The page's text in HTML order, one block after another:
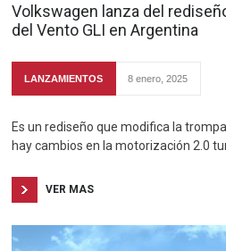
Volkswagen lanza del
del Vento GLI en Argentina
LANZAMIENTOS 8 enero, 2025
Es un rediseño que modifica la
hay cambios en la motorización 2.0
VER MAS